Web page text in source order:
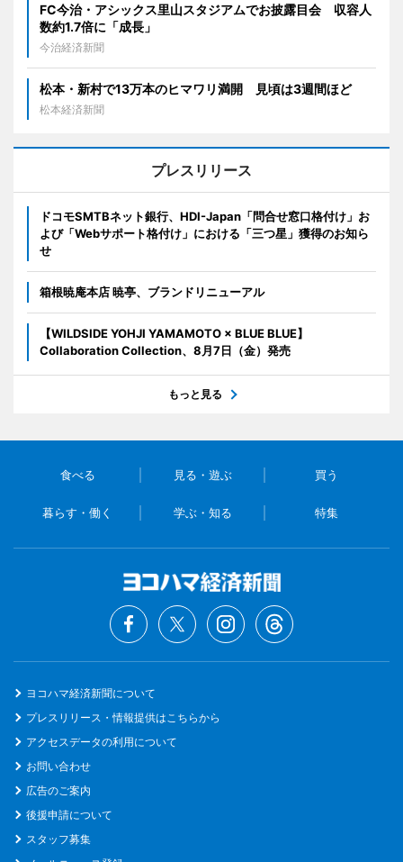
FC今治・アシックス里山スタジアムでお披露目会 収容人
数約1.7倍に「成長」
今治経済新聞
松本・新村で13万本のヒマワリ満開 見頃は3週間ほど
松本経済新聞
プレスリリース
ドコモSMTBネット銀行、HDI-Japan「問合せ窓口格付け」お
よび「Webサポート格付け」における「三つ星」獲得のお知ら
せ
箱根暁庵本店 暁亭、ブランドリニューアル
【WILDSIDE YOHJI YAMAMOTO × BLUE BLUE】
Collaboration Collection、8月7日（金）発売
もっと見る
食べる 見る・遊ぶ 買う
暮らす・働く 学ぶ・知る 特集
ヨコハマ経済新聞について
プレスリリース・情報提供はこちらから
アクセスデータの利用について
お問い合わせ
広告のご案内
後援申請について
スタッフ募集